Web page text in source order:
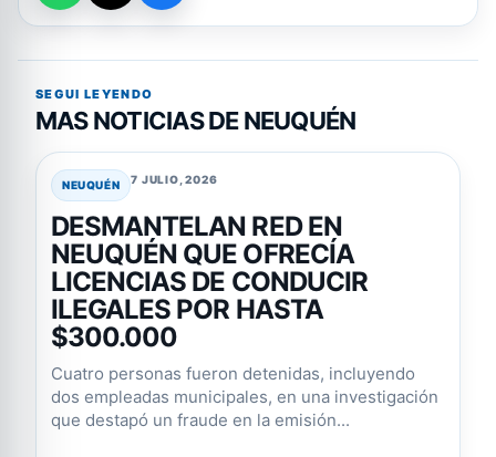
SEGUI LEYENDO
MAS NOTICIAS DE NEUQUÉN
NEUQUÉN 7 JULIO, 2026
DESMANTELAN RED EN
NEUQUÉN QUE OFRECÍA
LICENCIAS DE CONDUCIR
ILEGALES POR HASTA
$300.000
Cuatro personas fueron detenidas, incluyendo
dos empleadas municipales, en una investigación
que destapó un fraude en la emisión...